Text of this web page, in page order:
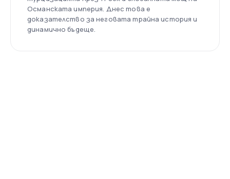
Османската империя. Днес това е
доказателство за неговата трайна история и
динамично бъдеще.